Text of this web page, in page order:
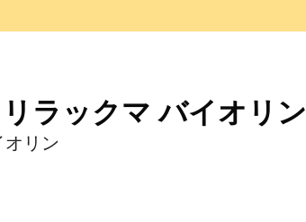
ラックマ バイオリン
オリン